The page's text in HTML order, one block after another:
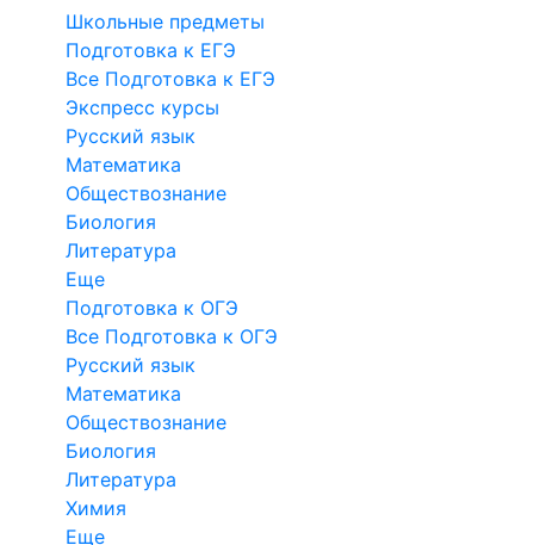
Школьные предметы
Подготовка к ЕГЭ
Все Подготовка к ЕГЭ
Экспресс курсы
Русский язык
Математика
Обществознание
Биология
Литература
Еще
Подготовка к ОГЭ
Все Подготовка к ОГЭ
Русский язык
Математика
Обществознание
Биология
Литература
Химия
Еще